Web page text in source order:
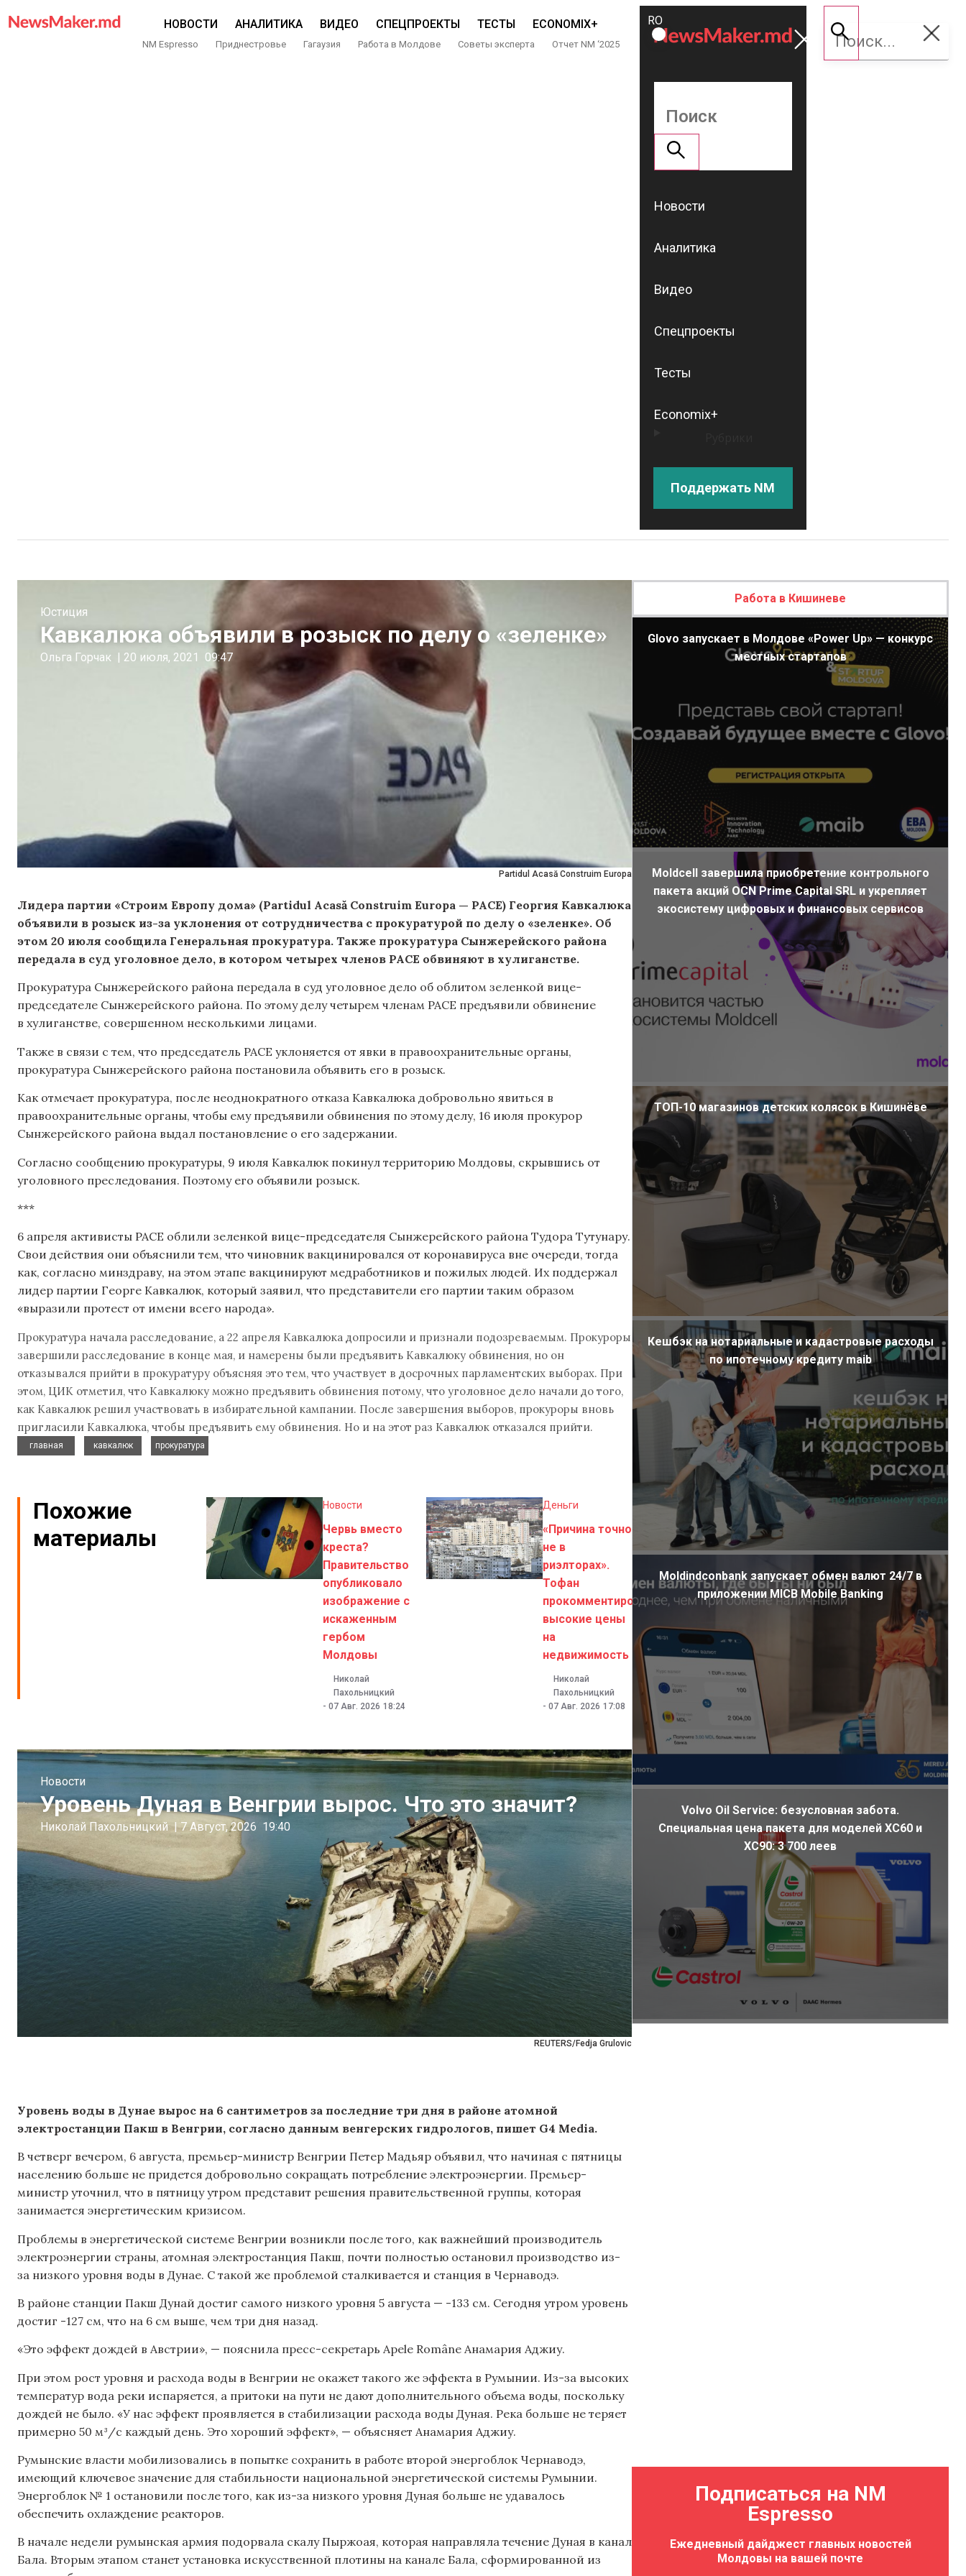
НОВОСТИ АНАЛИТИКА ВИДЕО СПЕЦПРОЕКТЫ ТЕСТЫ ECONOMIX+
NM Espresso Приднестровье Гагаузия Работа в Молдове Советы эксперта Отчет NM ‘2025
ROMÂNĂ
RU
Поддержать
NM
Новости
Аналитика
Видео
Спецпроекты
Тесты
Economix+
Поддержать NM
Partidul Acasă Construim Europa
Юстиция
Кавкалюка объявили в розыск по делу о «зеленке»
Ольга Горчак | 20 июля, 2021 09:47
Лидера партии «Строим Европу дома» (Partidul Acasă Construim Europa — PACE) Георгия Кавкалюка
объявили в розыск из-за уклонения от сотрудничества с прокуратурой по делу о «зеленке». Об
этом 20 июля сообщила Генеральная прокуратура. Также прокуратура Сынжерейского района
передала в суд уголовное дело, в котором четырех членов PACE обвиняют в хулиганстве.
Прокуратура Сынжерейского района передала в суд уголовное дело об облитом зеленкой вице-
председателе Сынжерейского района. По этому делу четырем членам PACE предъявили обвинение
в хулиганстве, совершенном несколькими лицами.
Также в связи с тем, что председатель PACE уклоняется от явки в правоохранительные органы,
прокуратура Сынжерейского района постановила объявить его в розыск.
Как отмечает прокуратура, после неоднократного отказа Кавкалюка добровольно явиться в
правоохранительные органы, чтобы ему предъявили обвинения по этому делу, 16 июля прокурор
Сынжерейского района выдал постановление о его задержании.
Согласно сообщению прокуратуры, 9 июля Кавкалюк покинул территорию Молдовы, скрывшись от
уголовного преследования. Поэтому его объявили розыск.
***
6 апреля активисты PACE облили зеленкой вице-председателя Сынжерейского района Тудора Тутунару.
Свои действия они объяснили тем, что чиновник вакцинировался от коронавируса вне очереди, тогда
как, согласно минздраву, на этом этапе вакцинируют медработников и пожилых людей. Их поддержал
лидер партии Георге Кавкалюк, который заявил, что представители его партии таким образом
«выразили протест от имени всего народа».
Прокуратура начала расследование, а 22 апреля Кавкалюка допросили и признали подозреваемым. Прокуроры
завершили расследование в конце мая, и намерены были предъявить Кавкалюку обвинения, но он
отказывался прийти в прокуратуру объясняя это тем, что участвует в досрочных парламентских выборах. При
этом, ЦИК отметил, что Кавкалюку можно предъявить обвинения потому, что уголовное дело начали до того,
как Кавкалюк решил участвовать в избирательной кампании. После завершения выборов, прокуроры вновь
пригласили Кавкалюка, чтобы предъявить ему обвинения. Но и на этот раз Кавкалюк отказался прийти.
главная
кавкалюк
прокуратура
Похожие
материалы
Новости
Червь вместо
креста?
Правительство
опубликовало
изображение с
искаженным
гербом
Молдовы
Николай
Пахольницкий
- 07 Авг. 2026 18:24
Деньги
«Причина точно
не в
риэлторах».
Тофан
прокомментировал
высокие цены
на
недвижимость
Николай
Пахольницкий
- 07 Авг. 2026 17:08
REUTERS/Fedja Grulovic
Новости
Уровень Дуная в Венгрии вырос. Что это значит?
Николай Пахольницкий | 7 Август, 2026 19:40
Уровень воды в Дунае вырос на 6 сантиметров за последние три дня в районе атомной
электростанции Пакш в Венгрии, согласно данным венгерских гидрологов, пишет G4 Media.
В четверг вечером, 6 августа, премьер-министр Венгрии Петер Мадьяр объявил, что начиная с пятницы
населению больше не придется добровольно сокращать потребление электроэнергии. Премьер-
министр уточнил, что в пятницу утром представит решения правительственной группы, которая
занимается энергетическим кризисом.
Проблемы в энергетической системе Венгрии возникли после того, как важнейший производитель
электроэнергии страны, атомная электростанция Пакш, почти полностью остановил производство из-
за низкого уровня воды в Дунае. С такой же проблемой сталкивается и станция в Чернаводэ.
В районе станции Пакш Дунай достиг самого низкого уровня 5 августа — -133 см. Сегодня утром уровень
достиг -127 см, что на 6 см выше, чем три дня назад.
«Это эффект дождей в Австрии», — пояснила пресс-секретарь Apele Române Анамария Аджиу.
При этом рост уровня и расхода воды в Венгрии не окажет такого же эффекта в Румынии. Из-за высоких
температур вода реки испаряется, а притоки на пути не дают дополнительного объема воды, поскольку
дождей не было. «У нас эффект проявляется в стабилизации расхода воды Дуная. Река больше не теряет
примерно 50 м³/с каждый день. Это хороший эффект», — объясняет Анамария Аджиу.
Румынские власти мобилизовались в попытке сохранить в работе второй энергоблок Чернаводэ,
имеющий ключевое значение для стабильности национальной энергетической системы Румынии.
Энергоблок № 1 остановили после того, как из-за низкого уровня Дуная больше не удавалось
обеспечить охлаждение реакторов.
В начале недели румынская армия подорвала скалу Пыржоая, которая направляла течение Дуная в канал
Бала. Вторым этапом станет установка искусственной плотины на канале Бала, сформированной из
Работа в Кишиневе
Glovo запускает в Молдове «Power Up» — конкурс
местных стартапов
Moldcell завершила приобретение контрольного
пакета акций OCN Prime Capital SRL и укрепляет
экосистему цифровых и финансовых сервисов
ТОП-10 магазинов детских колясок в Кишинёве
Кешбэк на нотариальные и кадастровые расходы
по ипотечному кредиту maib
Moldindconbank запускает обмен валют 24/7 в
приложении MICB Mobile Banking
Volvo Oil Service: безусловная забота.
Специальная цена пакета для моделей XC60 и
XC90: 3 700 леев
Подписаться на NM
Espresso
Ежедневный дайджест главных новостей
Молдовы на вашей почте